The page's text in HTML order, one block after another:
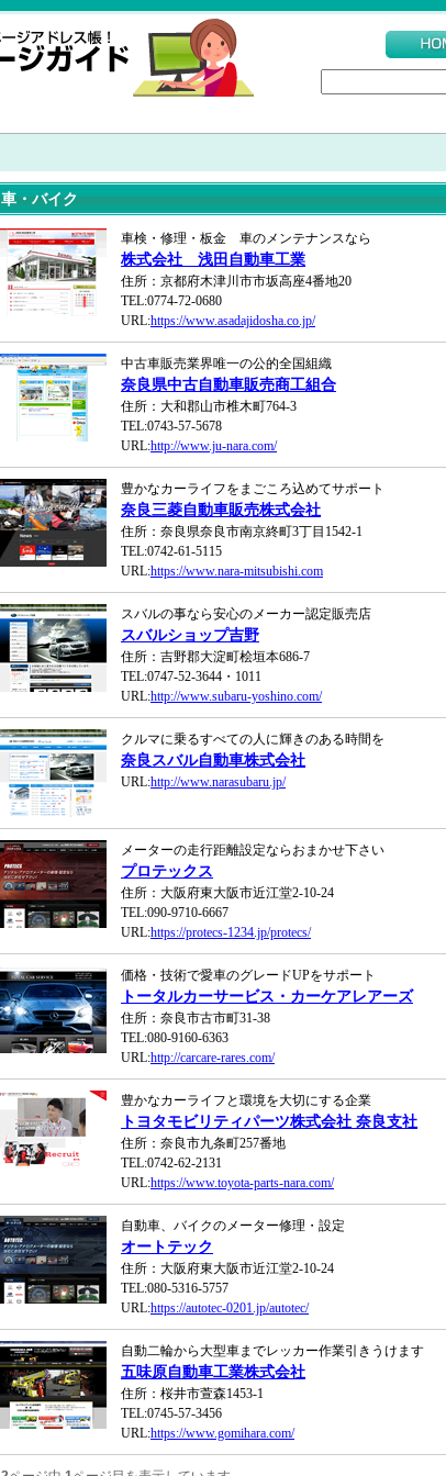
車・バイク
車検・修理・板金 車のメンテナンスなら
株式会社 浅田自動車工業
住所：京都府木津川市市坂高座4番地20
TEL:0774-72-0680
URL:https://www.asadajidosha.co.jp/
中古車販売業界唯一の公的全国組織
奈良県中古自動車販売商工組合
住所：大和郡山市椎木町764-3
TEL:0743-57-5678
URL:http://www.ju-nara.com/
豊かなカーライフをまごころ込めてサポート
奈良三菱自動車販売株式会社
住所：奈良県奈良市南京終町3丁目1542-1
TEL:0742-61-5115
URL:https://www.nara-mitsubishi.com
スバルの事なら安心のメーカー認定販売店
スバルショップ吉野
住所：吉野郡大淀町桧垣本686-7
TEL:0747-52-3644・1011
URL:http://www.subaru-yoshino.com/
クルマに乗るすべての人に輝きのある時間を
奈良スバル自動車株式会社
URL:http://www.narasubaru.jp/
メーターの走行距離設定ならおまかせ下さい
プロテックス
住所：大阪府東大阪市近江堂2-10-24
TEL:090-9710-6667
URL:https://protecs-1234.jp/protecs/
価格・技術で愛車のグレードUPをサポート
トータルカーサービス・カーケアレアーズ
住所：奈良市古市町31-38
TEL:080-9160-6363
URL:http://carcare-rares.com/
豊かなカーライフと環境を大切にする企業
トヨタモビリティパーツ株式会社 奈良支社
住所：奈良市九条町257番地
TEL:0742-62-2131
URL:https://www.toyota-parts-nara.com/
自動車、バイクのメーター修理・設定
オートテック
住所：大阪府東大阪市近江堂2-10-24
TEL:080-5316-5757
URL:https://autotec-0201.jp/autotec/
自動二輪から大型車までレッカー作業引きうけます
五味原自動車工業株式会社
住所：桜井市萱森1453-1
TEL:0745-57-3456
URL:https://www.gomihara.com/